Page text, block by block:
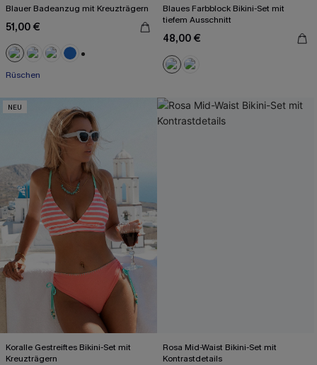
Blauer Badeanzug mit Kreuzträgern
51,00 €
Rüschen
Blaues Farbblock Bikini-Set mit
tiefem Ausschnitt
48,00 €
NEU
Koralle Gestreiftes Bikini-Set mit
Kreuzträgern
Rosa Mid-Waist Bikini-Set mit
Kontrastdetails